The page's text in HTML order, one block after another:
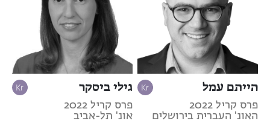
הייתם עמל
פרס קריל 2022
האונ' העברית בירושלים
גילי ביסקר
פרס קריל 2022
אונ' תל-אביב